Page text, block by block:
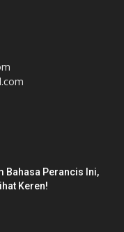
Bahasa Perancis Ini,
Keren!